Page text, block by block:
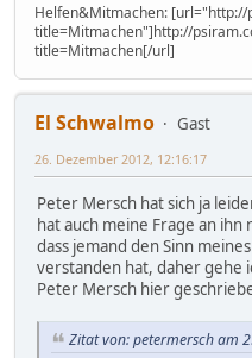
Helfen&Mitmachen:
title=Mitmachen"]http://
title=Mitmachen[/url]
El Schwalmo
Gast
26. Dezember 2012, 12:16:17
Peter Mersch hat sich ja
hat auch meine Frage an
dass jemand den Sinn
verstanden hat, daher gehe
Peter Mersch hier
Zitat von: petermersch am